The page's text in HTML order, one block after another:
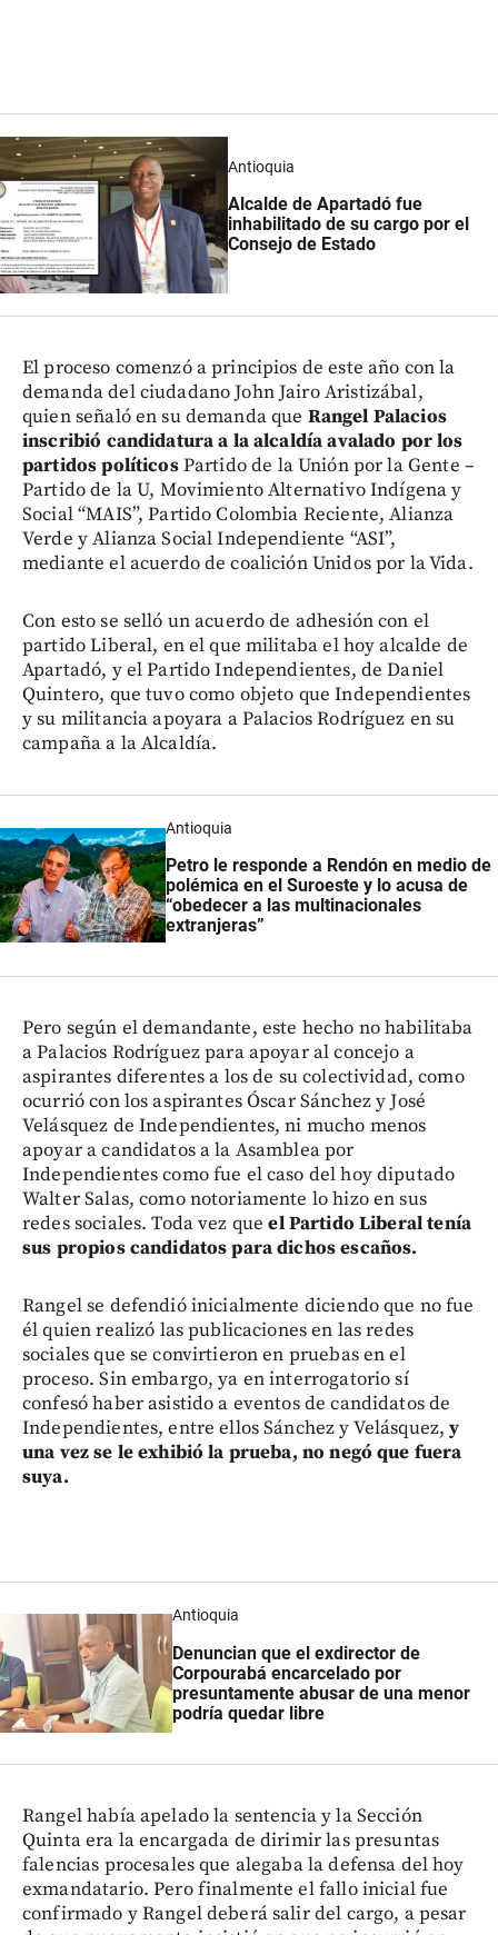
Antioquia
Alcalde de Apartadó fue
inhabilitado de su cargo por el
Consejo de Estado
El proceso comenzó a principios de este año con la
demanda del ciudadano John Jairo Aristizábal,
quien señaló en su demanda que Rangel Palacios
inscribió candidatura a la alcaldía avalado por los
partidos políticosPartido de la Unión por la Gente –
Partido de la U, Movimiento Alternativo Indígena y
Social “MAIS”, Partido Colombia Reciente, Alianza
Verde y Alianza Social Independiente “ASI”,
mediante el acuerdo de coalición Unidos por la Vida.
Con esto se selló un acuerdo de adhesión con el
partido Liberal, en el que militaba el hoy alcalde de
Apartadó, y el Partido Independientes, de Daniel
Quintero, que tuvo como objeto que Independientes
y su militancia apoyara a Palacios Rodríguez en su
campaña a la Alcaldía.
Antioquia
Petro le responde a Rendón en medio de
polémica en el Suroeste y lo acusa de
“obedecer a las multinacionales
extranjeras”
Pero según el demandante, este hecho no habilitaba
a Palacios Rodríguez para apoyar al concejo a
aspirantes diferentes a los de su colectividad, como
ocurrió con los aspirantes Óscar Sánchez y José
Velásquez de Independientes, ni mucho menos
apoyar a candidatos a la Asamblea por
Independientes como fue el caso del hoy diputado
Walter Salas, como notoriamente lo hizo en sus
redes sociales. Toda vez queel Partido Liberal tenía
sus propios candidatos para dichos escaños.
Rangel se defendió inicialmente diciendo que no fue
él quien realizó las publicaciones en las redes
sociales que se convirtieron en pruebas en el
proceso. Sin embargo, ya en interrogatorio sí
confesó haber asistido a eventos de candidatos de
Independientes, entre ellos Sánchez y Velásquez,y
una vez se le exhibió la prueba, no negó que fuera
suya.
Antioquia
Denuncian que el exdirector de
Corpourabá encarcelado por
presuntamente abusar de una menor
podría quedar libre
Rangel había apelado la sentencia y la Sección
Quinta era la encargada de dirimir las presuntas
falencias procesales que alegaba la defensa del hoy
exmandatario. Pero finalmente el fallo inicial fue
confirmado y Rangel deberá salir del cargo, a pesar